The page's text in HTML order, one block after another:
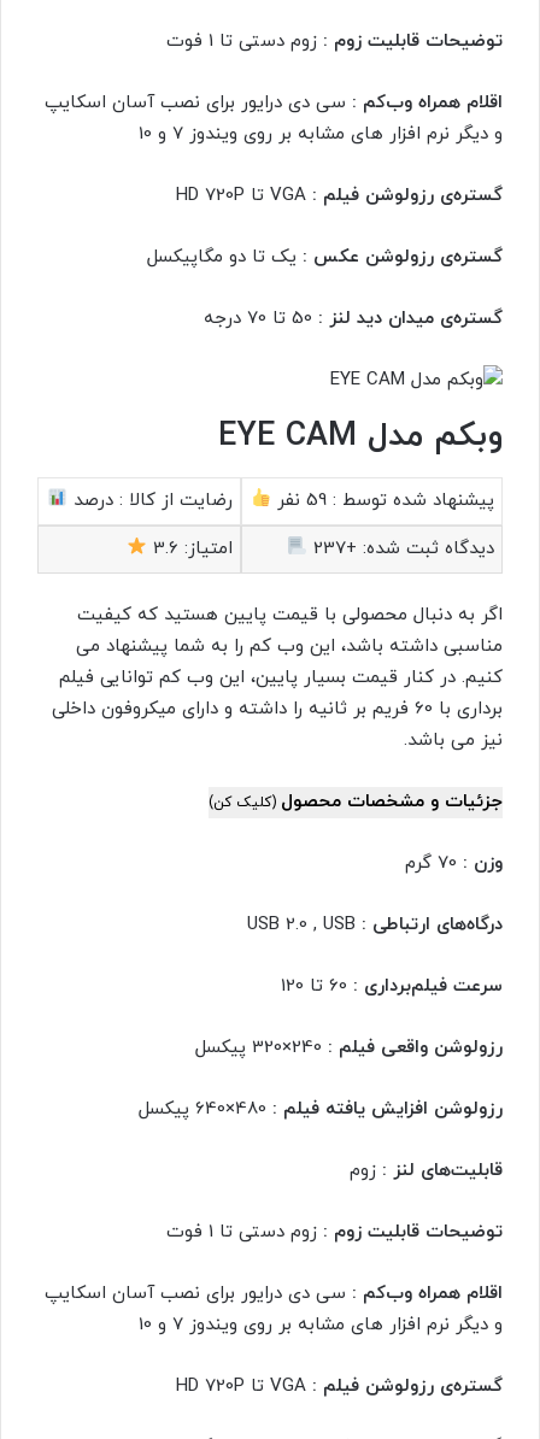
توضیحات قابلیت زوم : زوم دستی تا 1 فوت
اقلام همراه وب‌کم : سی دی درایور برای نصب آسان اسکایپ
و دیگر نرم افزار های مشابه بر روی ویندوز 7 و 10
گستره‌ی رزولوشن فیلم :
گستره‌ی رزولوشن عکس : یک تا دو مگاپیکسل
گستره‌ی میدان دید لنز :
وبکم مدل EYE CAM
پیشنهاد شده توسط : 59 نفر رضایت از کالا : درصد
دیدگاه ثبت شده: +237 امتیاز: 3.6
اگر به دنبال محصولی با قیمت پایین هستید که کیفیت
مناسبی داشته باشد، این وب کم را به شما پیشنهاد می
کنیم. در کنار قیمت بسیار پایین، این وب کم توانایی فیلم
برداری با 60 فریم بر ثانیه را داشته و دارای میکروفون داخلی
نیز می باشد.
جزئیات و مشخصات محصول (کلیک کن)
وزن :
درگاه‌های ارتباطی :
سرعت فیلم‌برداری :
رزولوشن واقعی فیلم :
رزولوشن افزایش یافته فیلم :
قابلیت‌های لنز : زوم
توضیحات قابلیت زوم : زوم دستی تا 1 فوت
اقلام همراه وب‌کم : سی دی درایور برای نصب آسان اسکایپ
و دیگر نرم افزار های مشابه بر روی ویندوز 7 و 10
گستره‌ی رزولوشن فیلم :